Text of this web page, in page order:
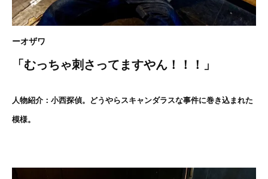
ーオザワ
「むっちゃ刺さってますやん！！！」
人物紹介：小西探偵。どうやらスキャンダラスな事件に巻き込まれた
模様。